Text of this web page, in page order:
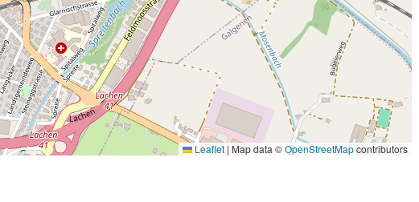
Leaflet | Map data ©OpenStreetMapcontributors